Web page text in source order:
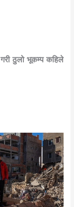
गरी ठुलो भूकम्प कहिले